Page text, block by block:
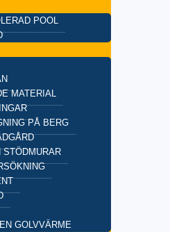
POOL
MATERIAL
PÅ BERG
STÖDMURAR
GOLVVÄRME